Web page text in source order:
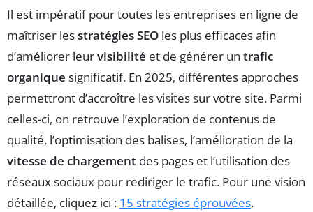
Il est impératif pour toutes les entreprises en ligne de
maîtriser lesstratégies SEO les plus efficaces afin
d’améliorer leurvisibilité et de générer un trafic
organique significatif. En 2025, différentes approches
permettront d’accroître les visites sur votre site. Parmi
celles-ci, on retrouve l’exploration de contenus de
qualité, l’optimisation des balises, l’amélioration de la
vitesse de chargement des pages et l’utilisation des
réseaux sociaux pour rediriger le trafic. Pour une vision
détaillée, cliquez ici : 15 stratégies éprouvées.